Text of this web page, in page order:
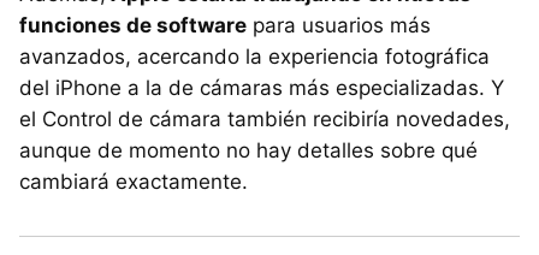
funciones de software para usuarios más
avanzados, acercando la experiencia fotográfica
del iPhone a la de cámaras más especializadas. Y
el Control de cámara también recibiría novedades,
aunque de momento no hay detalles sobre qué
cambiará exactamente.